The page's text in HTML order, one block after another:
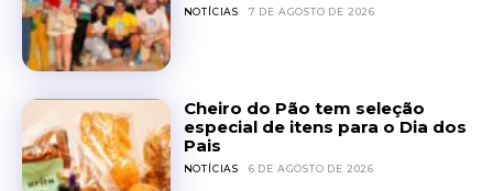
NOTÍCIAS 7 DE AGOSTO DE 2026
Cheiro do Pão tem seleção
especial de itens para o Dia dos
Pais
NOTÍCIAS 6 DE AGOSTO DE 2026